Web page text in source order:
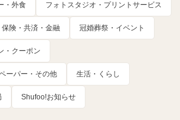
・外食 フォトスタジオ・プリントサービス
保険・共済・金融 冠婚葬祭・イベント
・クーポン
ーパー・その他 生活・くらし
Shufoo!お知らせ